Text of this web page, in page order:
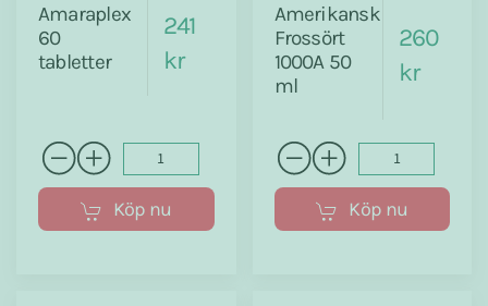
Amaraplex
60
tabletter
241
kr
Köp nu
Amerikansk
Frossört
1000A 50
ml
260
kr
Köp nu